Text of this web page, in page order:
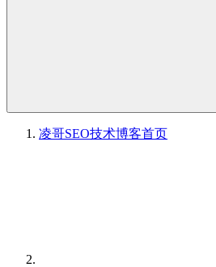
凌哥SEO技术博客首页